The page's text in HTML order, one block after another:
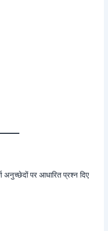
अनुच्छेदों पर आधारित प्रश्न दिए